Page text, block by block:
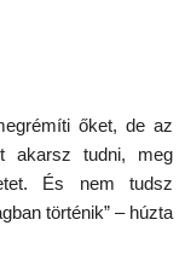
őket, de az
akarsz tudni, meg
És nem tudsz
történik” – húzta